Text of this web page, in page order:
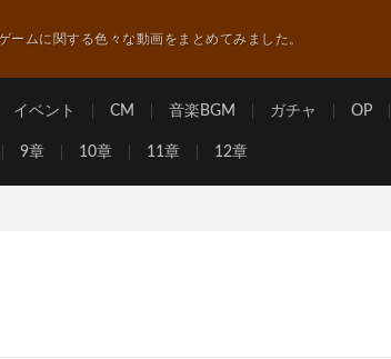
ームに関する色々な動画をまとめてみました。
イベント CM 音楽BGM ガチャ OP
9章 10章 11章 12章